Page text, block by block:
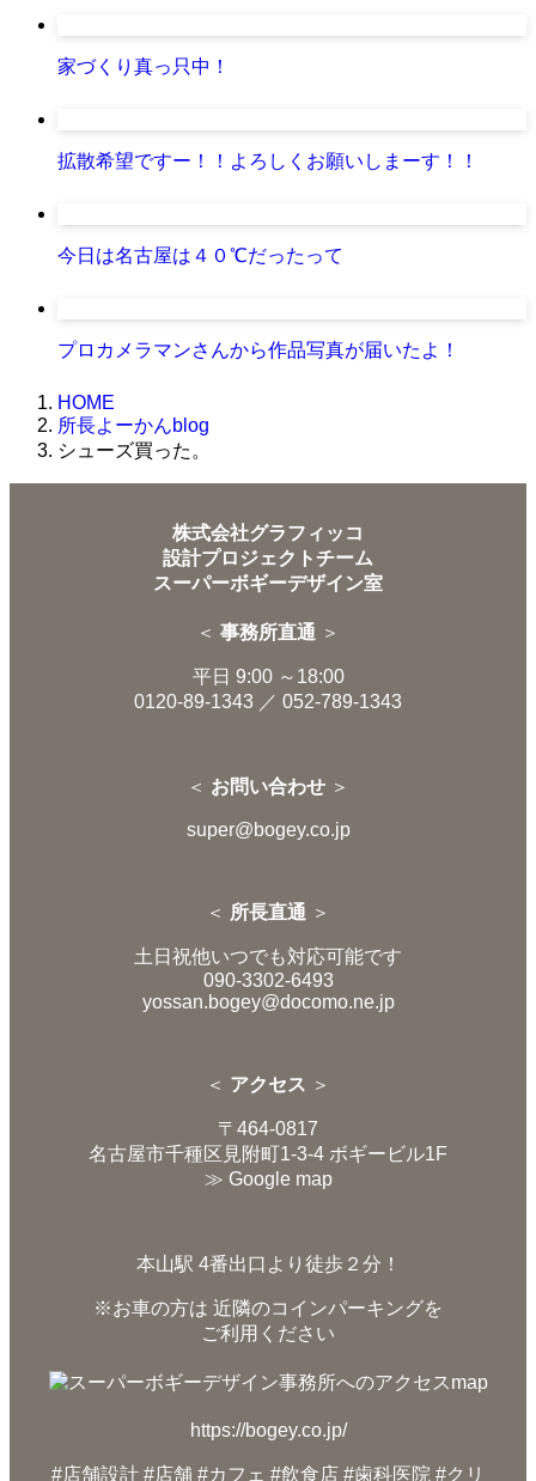
家づくり真っ只中！
拡散希望ですー！！よろしくお願いしまーす！！
今日は名古屋は４０℃だったって
プロカメラマンさんから作品写真が届いたよ！
HOME
所長よーかんblog
シューズ買った。
株式会社グラフィッコ
設計プロジェクトチーム
スーパーボギーデザイン室
＜ 事務所直通 ＞
平日 9:00 ～18:00
0120-89-1343 ／ 052-789-1343
＜ お問い合わせ ＞
super@bogey.co.jp
＜ 所長直通 ＞
土日祝他いつでも対応可能です
090-3302-6493
yossan.bogey@docomo.ne.jp
＜ アクセス ＞
〒464-0817
名古屋市千種区見附町1-3-4 ボギービル1F
≫ Google map
本山駅 4番出口より徒歩２分！
※お車の方は 近隣のコインパーキングを
ご利用ください
https://bogey.co.jp/
#店舗設計 #店舗 #カフェ #飲食店 #歯科医院 #クリ